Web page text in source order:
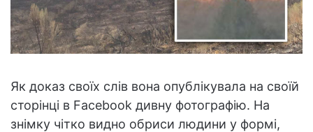
Як доказ своїх слів вона опублікувала на своїй
сторінці в Facebook дивну фотографію. На
знімку чітко видно обриси людини у формі,